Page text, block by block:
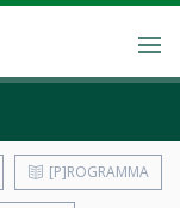
[P]ROGRAMMA